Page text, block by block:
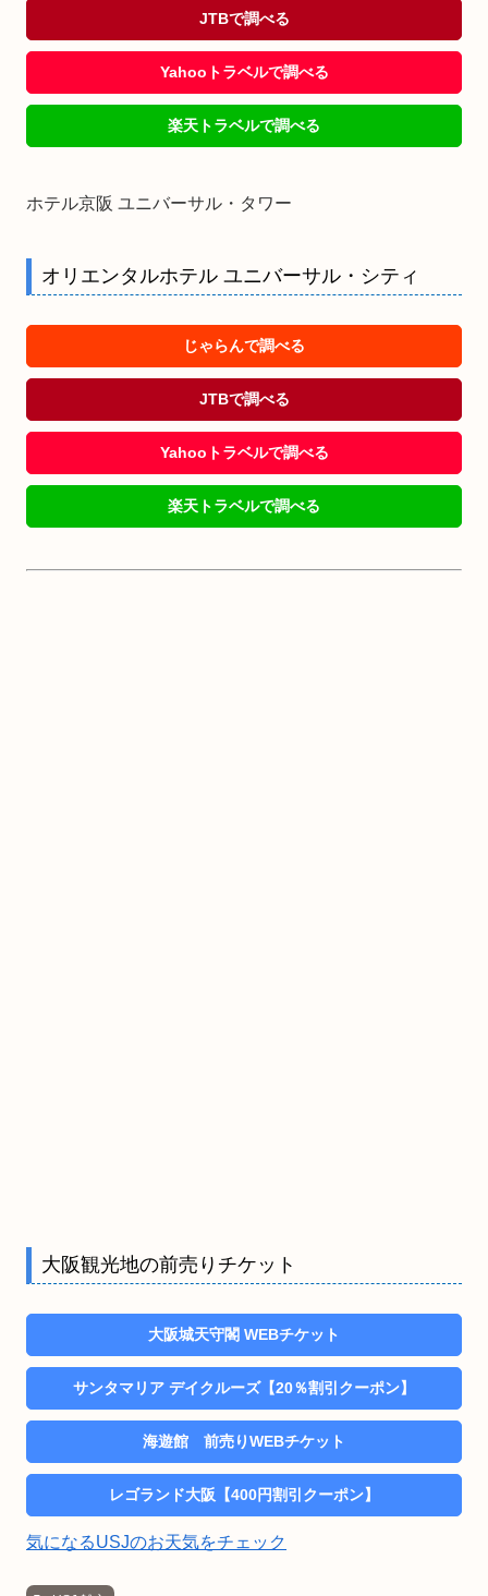
JTBで調べる
Yahooトラベルで調べる
楽天トラベルで調べる
ホテル京阪 ユニバーサル・タワー
オリエンタルホテル ユニバーサル・シティ
じゃらんで調べる
JTBで調べる
Yahooトラベルで調べる
楽天トラベルで調べる
大阪観光地の前売りチケット
大阪城天守閣 WEBチケット
サンタマリア デイクルーズ【20％割引クーポン】
海遊館 前売りWEBチケット
レゴランド大阪【400円割引クーポン】
気になるUSJのお天気をチェック